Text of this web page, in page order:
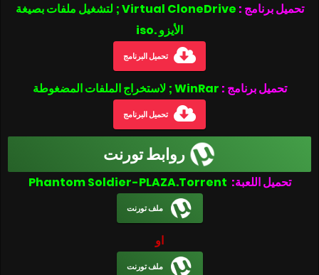
تحميل برنامج :
Virtual CloneDrive ; لتشغيل ملفات بصيغة
الأيزو .iso
تحميل البرنامج
تحميل برنامج : WinRar ; لاستخراج الملفات المضغوطة
تحميل البرنامج
روابط تورنت
تحميل اللعبة:
ملف تورنت
او
ملف تورنت